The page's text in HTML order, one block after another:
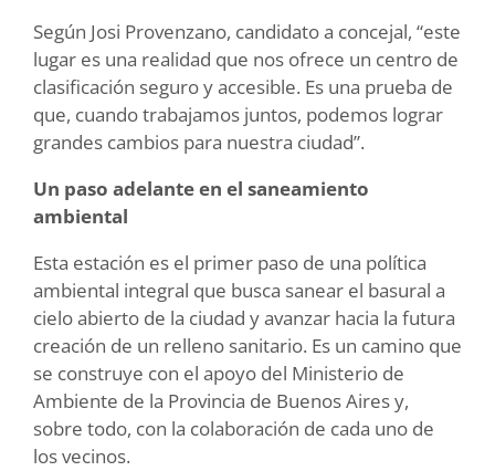
Según Josi Provenzano, candidato a concejal, “este
lugar es una realidad que nos ofrece un centro de
clasificación seguro y accesible. Es una prueba de
que, cuando trabajamos juntos, podemos lograr
grandes cambios para nuestra ciudad”.
Un paso adelante en el saneamiento
ambiental
Esta estación es el primer paso de una política
ambiental integral que busca sanear el basural a
cielo abierto de la ciudad y avanzar hacia la futura
creación de un relleno sanitario. Es un camino que
se construye con el apoyo del Ministerio de
Ambiente de la Provincia de Buenos Aires y,
sobre todo, con la colaboración de cada uno de
los vecinos.